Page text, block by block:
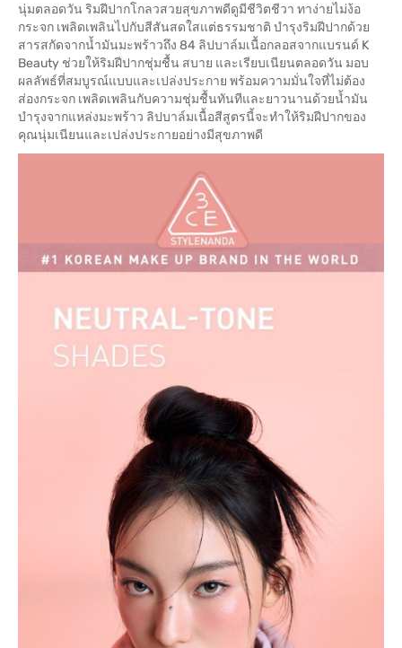
นุ่มตลอดวัน ริมฝีปากโกลวสวยสุขภาพดีดูมีชีวิตชีวา ทาง่ายไม่ง้อ
กระจก เพลิดเพลินไปกับสีสันสดใสแต่ธรรมชาติ บำรุงริมฝีปากด้วย
สารสกัดจากน้ำมันมะพร้าวถึง 84 ลิปบาล์มเนื้อกลอสจากแบรนด์ K
Beauty ช่วยให้ริมฝีปากชุ่มชื้น สบาย และเรียบเนียนตลอดวัน มอบ
ผลลัพธ์ที่สมบูรณ์แบบและเปล่งประกาย พร้อมความมั่นใจที่ไม่ต้อง
ส่องกระจก เพลิดเพลินกับความชุ่มชื้นทันทีและยาวนานด้วยน้ำมัน
บำรุงจากแหล่งมะพร้าว ลิปบาล์มเนื้อสีสูตรนี้จะทำให้ริมฝีปากของ
คุณนุ่มเนียนและเปล่งประกายอย่างมีสุขภาพดี